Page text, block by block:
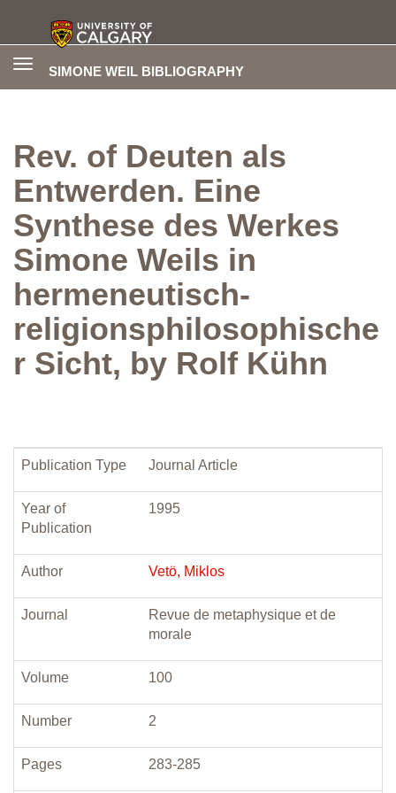
SIMONE WEIL BIBLIOGRAPHY
Toggle
Rev. of Deuten als
Entwerden. Eine
Synthese des Werkes
Simone Weils in
hermeneutisch-
religionsphilosophische
r Sicht, by Rolf Kühn
Publication Type Journal Article
Year of
Publication
1995
Author Vetö, Miklos
Journal
Revue de metaphysique et de
morale
Volume 100
Number 2
Pages 283-285